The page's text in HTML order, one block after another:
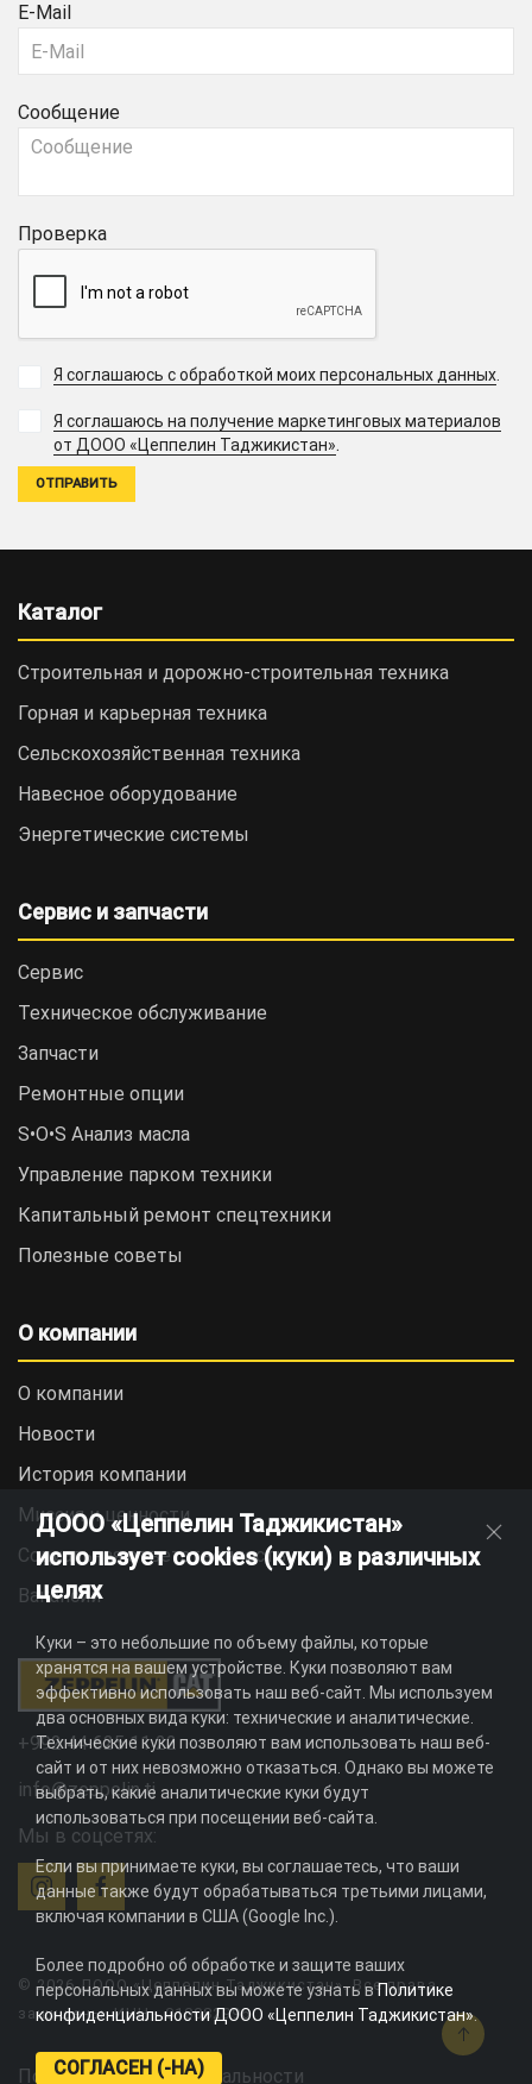
E-Mail
Сообщение
Проверка
Я соглашаюсь с обработкой моих персональных данных
Я соглашаюсь на получение маркетинговых материалов
от ДООО «Цеппелин Таджикистан».
Каталог
Строительная и дорожно-cтроительная техника
Горная и карьерная техника
Сельскохозяйственная техника
Навесное оборудование
Энергетические системы
Сервис и запчасти
Сервис
Техническое обслуживание
Запчасти
Ремонтные опции
S•O•S Анализ масла
Управление парком техники
Капитальный ремонт спецтехники
Полезные советы
О компании
О компании
Новости
История компании
Миссия и ценности
Социальная ответственность
Вакансии
+992 44 625 11 22
info@zeppelin.tj
Мы в соцсетях:
© 2026 ДООО «Цеппелин Таджикистан». Все права
защищены. ИНН - 010082996
Политика конфиденциальности
ДООО «Цеппелин Таджикистан»
использует cookies (куки) в различных
целях
Куки – это небольшие по объему файлы, которые
хранятся на вашем устройстве. Куки позволяют вам
эффективно использовать наш веб-сайт. Мы используем
два основных вида куки: технические и аналитические.
Технические куки позволяют вам использовать наш веб-
сайт и от них невозможно отказаться. Однако вы можете
выбрать, какие аналитические куки будут
использоваться при посещении веб-сайта.
Если вы принимаете куки, вы соглашаетесь, что ваши
данные также будут обрабатываться третьими лицами,
включая компании в США (Google Inc.).
Более подробно об обработке и защите ваших
персональных данных вы можете узнать вПолитике
конфиденциальности ДООО «Цеппелин Таджикистан».
СОГЛАСЕН (-НА)